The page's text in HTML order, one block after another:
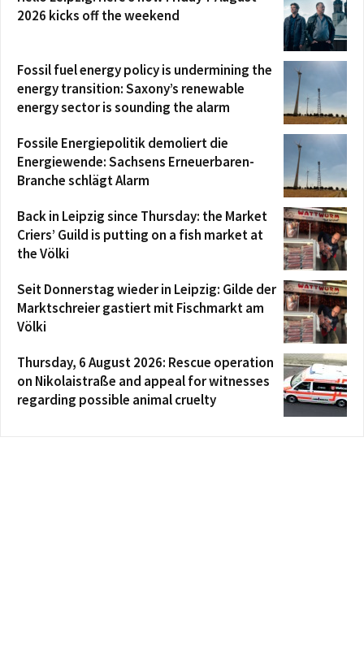
2026 kicks off the weekend
Fossil fuel energy policy is undermining the
energy transition: Saxony’s renewable
energy sector is sounding the alarm
Fossile Energiepolitik demoliert die
Energiewende: Sachsens Erneuerbaren-
Branche schlägt Alarm
Back in Leipzig since Thursday: the Market
Criers’ Guild is putting on a fish market at
the Völki
Seit Donnerstag wieder in Leipzig: Gilde der
Marktschreier gastiert mit Fischmarkt am
Völki
Thursday, 6 August 2026: Rescue operation
on Nikolaistraße and appeal for witnesses
regarding possible animal cruelty